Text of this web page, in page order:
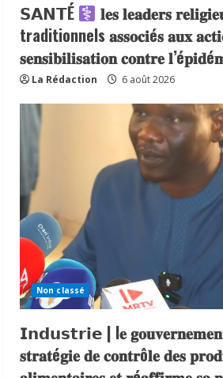
𝗦𝗔𝗡𝗧É
𝐥𝐞𝐬 𝐥𝐞𝐚𝐝𝐞𝐫𝐬
traditionnels 𝐚𝐬𝐬𝐨𝐜𝐢é𝐬 𝐚𝐮𝐱
𝐬𝐞𝐧𝐬𝐢𝐛𝐢𝐥𝐢𝐬𝐚𝐭𝐢𝐨𝐧 𝐜𝐨𝐧𝐭𝐫𝐞
La Rédaction 6 août 2026
Non classé
𝗜𝗻𝗱𝘂𝘀𝘁𝗿𝗶𝗲 | l𝐞 𝐠𝐨𝐮𝐯𝐞𝐫𝐧𝐞𝐦𝐞𝐧𝐭
𝐬𝐭𝐫𝐚𝐭é𝐠𝐢𝐞 𝐝𝐞 𝐜𝐨𝐧𝐭𝐫ô𝐥𝐞 𝐝𝐞𝐬